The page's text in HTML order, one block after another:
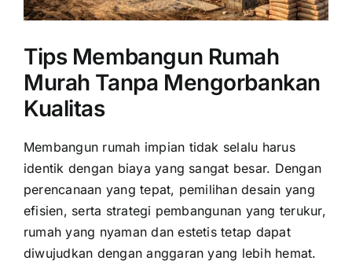
Tips Membangun Rumah
Murah Tanpa Mengorbankan
Kualitas
Membangun rumah impian tidak selalu harus
identik dengan biaya yang sangat besar. Dengan
perencanaan yang tepat, pemilihan desain yang
efisien, serta strategi pembangunan yang terukur,
rumah yang nyaman dan estetis tetap dapat
diwujudkan dengan anggaran yang lebih hemat.